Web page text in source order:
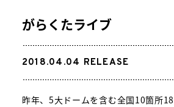
がらくたライブ
2018.04.04 RELEASE
昨年、5大ドームを含む全国10箇所